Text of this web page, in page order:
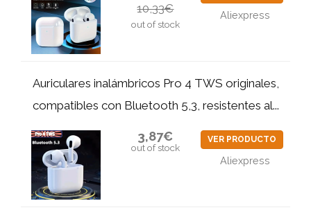
10,33€
out of stock
Aliexpress
Auriculares inalámbricos Pro 4 TWS originales,
compatibles con Bluetooth 5,3, resistentes al...
3,87€
out of stock
VER PRODUCTO
Aliexpress